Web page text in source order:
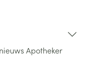
Apotheker